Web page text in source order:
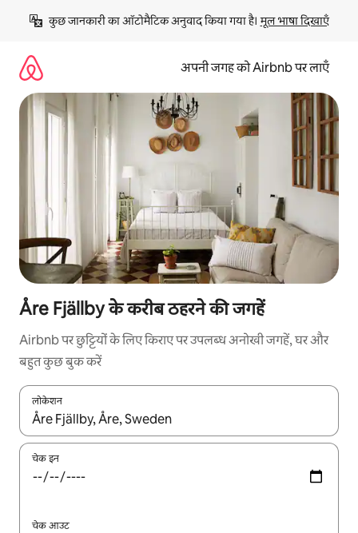
छोड़कर
कॉन्टेंट
कुछ जानकारी का ऑटोमैटिक अनुवाद किया गया है। मूल भाषा दिखाएँ
अपनी जगह को Airbnb पर लाएँ
Åre Fjällby के करीब ठहरने की जगहें
Airbnb पर छुट्टियों के लिए किराए पर उपलब्ध अनोखी जगहें, घर और
बहुत कुछ बुक करें
लोकेशन
नतीजों के उपलब्ध होने पर, अप और डाउन 'ऐरो की' का इस्तेमाल करके नेविगेट
चेक इन
चेक आउट